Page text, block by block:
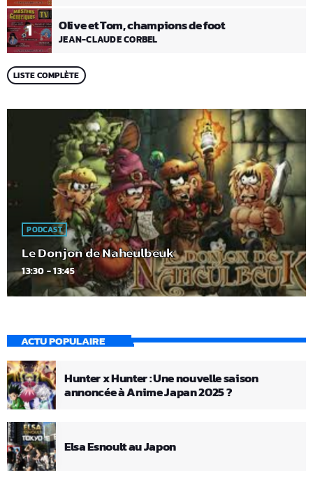
1 Olive et Tom, champions de foot
JEAN-CLAUDE CORBEL
LISTE COMPLÈTE
PODCAST
Le Donjon de Naheulbeuk
13:30 - 13:45
ACTU POPULAIRE
Hunter x Hunter : Une nouvelle saison
annoncée à Anime Japan 2025 ?
Elsa Esnoult au Japon